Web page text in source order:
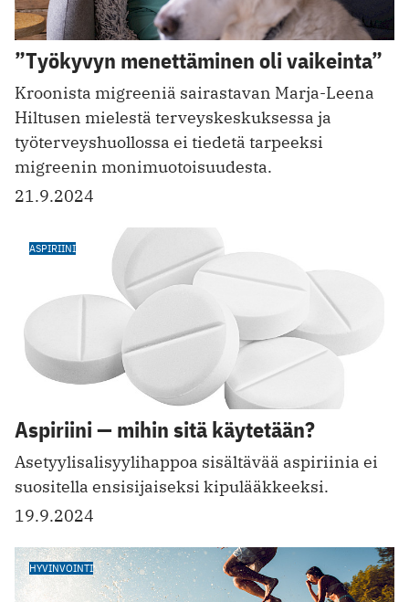
”Työkyvyn menettäminen oli vaikeinta”
Kroonista migreeniä sairastavan Marja-Leena
Hiltusen mielestä terveyskeskuksessa ja
työterveyshuollossa ei tiedetä tarpeeksi
migreenin monimuotoisuudesta.
21.9.2024
ASPIRIINI
Aspiriini — mihin sitä käytetään?
Asetyylisalisyylihappoa sisältävää aspiriinia ei
suositella ensisijaiseksi kipulääkkeeksi.
19.9.2024
HYVINVOINTI